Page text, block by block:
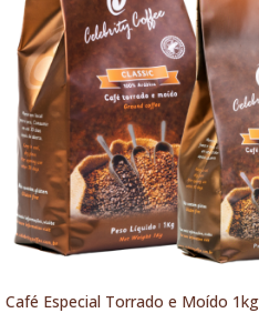
Café Especial Torrado e Moído